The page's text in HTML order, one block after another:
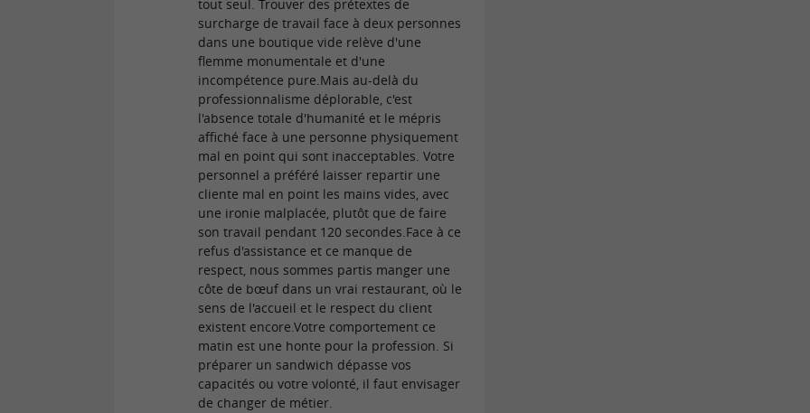
tout seul. Trouver des prétextes de
surcharge de travail face à deux personnes
dans une boutique vide relève d'une
flemme monumentale et d'une
incompétence pure. ​Mais au-delà du
professionnalisme déplorable, c'est
l'absence totale d'humanité et le mépris
affiché face à une personne physiquement
mal en point qui sont inacceptables. Votre
personnel a préféré laisser repartir une
cliente mal en point les mains vides, avec
une ironie malplacée, plutôt que de faire
son travail pendant 120 secondes. ​Face à ce
refus d'assistance et ce manque de
respect, nous sommes partis manger une
côte de bœuf dans un vrai restaurant, où le
sens de l'accueil et le respect du client
existent encore. ​Votre comportement ce
matin est une honte pour la profession. Si
préparer un sandwich dépasse vos
capacités ou votre volonté, il faut envisager
de changer de métier.